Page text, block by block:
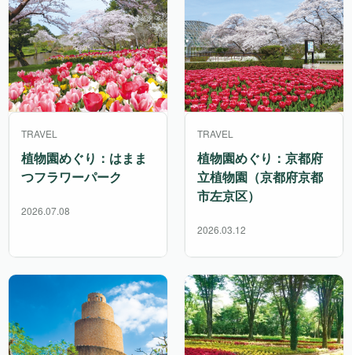
TRAVEL
植物園めぐり：はまま
つフラワーパーク
2026.07.08
TRAVEL
植物園めぐり：京都府
立植物園（京都府京都
市左京区）
2026.03.12